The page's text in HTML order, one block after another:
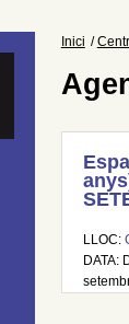
Inici
LLOC:
DATA: